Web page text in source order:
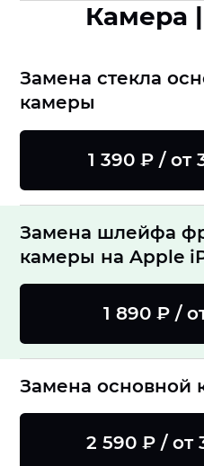
Камера
Замена стекла
камеры
1 390 ₽ / от
Замена шлейфа
камеры на Apple
1 890 ₽ /
Замена основной
2 590 ₽ / от